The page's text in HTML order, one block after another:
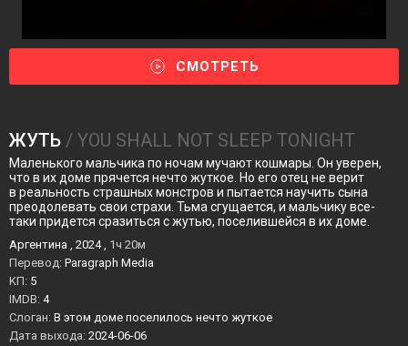
СМОТРЕТЬ
ЖУТЬ / YOU SHALL NOT SLEEP TONIGHT
Маленького мальчика по ночам мучают кошмары. Он уверен,
что в их доме прячется нечто жуткое. Но его отец не верит
в реальность страшных монстров и пытается научить сына
преодолевать свои страхи. Тьма сгущается, и мальчику все-
таки придется сразиться с жутью, поселившейся в их доме.
Аргентина , 2024 , 1ч 20м
Перевод: Paragraph Media
KП: 5
IMDB: 4
Слоган: В этом доме поселилось нечто жуткое
Дата выхода: 2024-06-06